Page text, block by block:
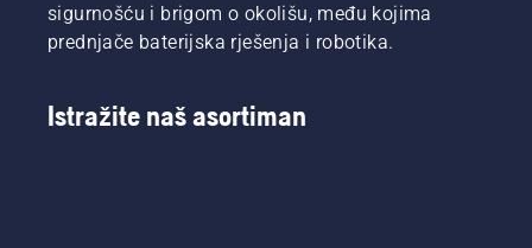
sigurnošću i brigom o okolišu, među kojima
prednjače baterijska rješenja i robotika.
Istražite naš asortiman